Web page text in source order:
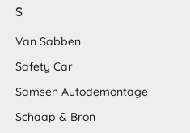
S
Van Sabben
Safety Car
Samsen Autodemontage
Schaap & Bron